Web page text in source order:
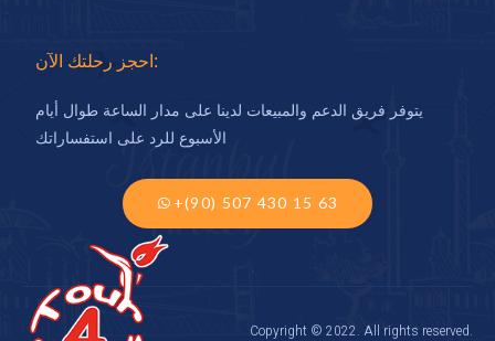
احجز رحلتك الآن:
يتوفر فريق الدعم والمبيعات لدينا على مدار الساعة طوال أيام
الأسبوع للرد على استفساراتك
+(90) 507 430 15 63
Copyright © 2022. All rights reserved.